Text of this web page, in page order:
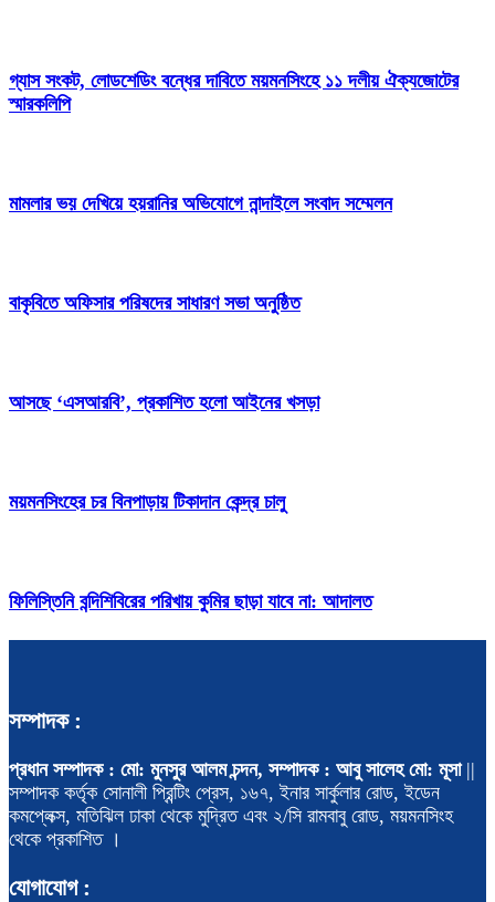
গ্যাস সংকট, লোডশেডিং বন্ধের দাবিতে ময়মনসিংহে ১১ দলীয় ঐক্যজোটের
স্মারকলিপি
মামলার ভয় দেখিয়ে হয়রানির অভিযোগে নান্দাইলে সংবাদ সম্মেলন
বাকৃবিতে অফিসার পরিষদের সাধারণ সভা অনুষ্ঠিত
আসছে ‘এসআরবি’, প্রকাশিত হলো আইনের খসড়া
ময়মনসিংহের চর বিনপাড়ায় টিকাদান কেন্দ্র চালু
ফিলিস্তিনি বন্দিশিবিরের পরিখায় কুমির ছাড়া যাবে না: আদালত
সম্পাদক :
প্রধান সম্পাদক : মো: মুনসুর আলম চন্দন, সম্পাদক : আবু সালেহ মো: মূসা||
সম্পাদক কর্তৃক সোনালী প্রিন্টিং প্রেস, ১৬৭, ইনার সার্কুলার রোড, ইডেন
কমপ্লেক্স, মতিঝিল ঢাকা থেকে মুদ্রিত এবং ২/সি রামবাবু রোড, ময়মনসিংহ
থেকে প্রকাশিত ।
যোগাযোগ :